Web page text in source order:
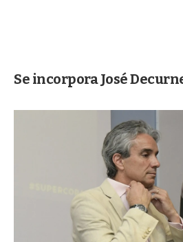
Se incorpora José